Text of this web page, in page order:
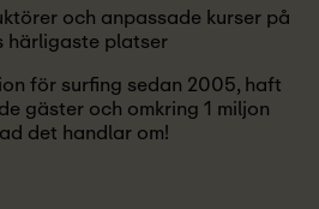
och anpassade kurser på
härligaste platser
för surfing sedan 2005, haft
gäster och omkring 1 miljon
det handlar om!